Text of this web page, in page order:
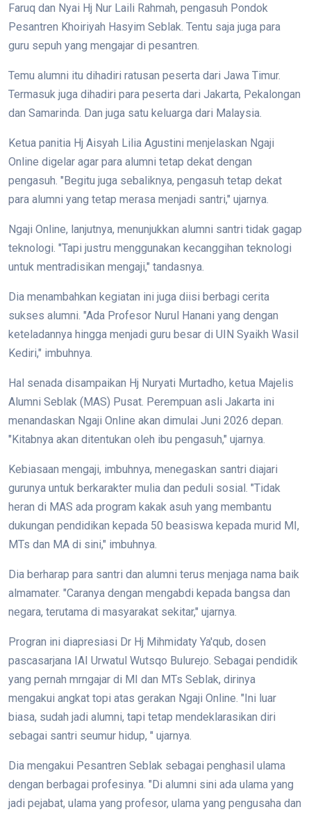
Faruq dan Nyai Hj Nur Laili Rahmah, pengasuh Pondok
Pesantren Khoiriyah Hasyim Seblak. Tentu saja juga para
guru sepuh yang mengajar di pesantren.
Temu alumni itu dihadiri ratusan peserta dari Jawa Timur.
Termasuk juga dihadiri para peserta dari Jakarta, Pekalongan
dan Samarinda. Dan juga satu keluarga dari Malaysia.
Ketua panitia Hj Aisyah Lilia Agustini menjelaskan Ngaji
Online digelar agar para alumni tetap dekat dengan
pengasuh. "Begitu juga sebaliknya, pengasuh tetap dekat
para alumni yang tetap merasa menjadi santri," ujarnya.
Ngaji Online, lanjutnya, menunjukkan alumni santri tidak gagap
teknologi. "Tapi justru menggunakan kecanggihan teknologi
untuk mentradisikan mengaji," tandasnya.
Dia menambahkan kegiatan ini juga diisi berbagi cerita
sukses alumni. "Ada Profesor Nurul Hanani yang dengan
keteladannya hingga menjadi guru besar di UIN Syaikh Wasil
Kediri," imbuhnya.
Hal senada disampaikan Hj Nuryati Murtadho, ketua Majelis
Alumni Seblak (MAS) Pusat. Perempuan asli Jakarta ini
menandaskan Ngaji Online akan dimulai Juni 2026 depan.
"Kitabnya akan ditentukan oleh ibu pengasuh," ujarnya.
Kebiasaan mengaji, imbuhnya, menegaskan santri diajari
gurunya untuk berkarakter mulia dan peduli sosial. "Tidak
heran di MAS ada program kakak asuh yang membantu
dukungan pendidikan kepada 50 beasiswa kepada murid MI,
MTs dan MA di sini," imbuhnya.
Dia berharap para santri dan alumni terus menjaga nama baik
almamater. "Caranya dengan mengabdi kepada bangsa dan
negara, terutama di masyarakat sekitar," ujarnya.
Progran ini diapresiasi Dr Hj Mihmidaty Ya'qub, dosen
pascasarjana IAI Urwatul Wutsqo Bulurejo. Sebagai pendidik
yang pernah mrngajar di MI dan MTs Seblak, dirinya
mengakui angkat topi atas gerakan Ngaji Online. "Ini luar
biasa, sudah jadi alumni, tapi tetap mendeklarasikan diri
sebagai santri seumur hidup, " ujarnya.
Dia mengakui Pesantren Seblak sebagai penghasil ulama
dengan berbagai profesinya. "Di alumni sini ada ulama yang
jadi pejabat, ulama yang profesor, ulama yang pengusaha dan